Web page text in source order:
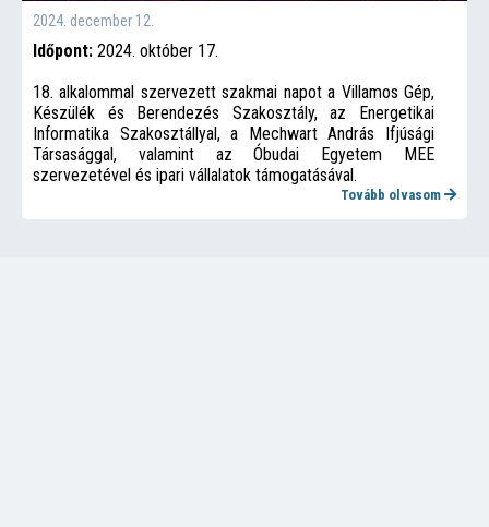
2024. december 12.
Időpont: 2024. október 17.
18. alkalommal szervezett szakmai napot a Villamos Gép,
Készülék és Berendezés Szakosztály, az Energetikai
Informatika Szakosztállyal, a Mechwart András Ifjúsági
Társasággal, valamint az Óbudai Egyetem MEE
szervezetével és ipari vállalatok támogatásával.
Tovább olvasom